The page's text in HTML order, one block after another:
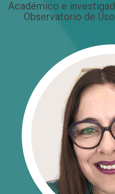
Académico e
Observatorio de